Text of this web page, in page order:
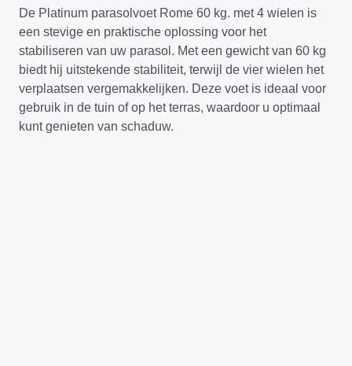
De Platinum parasolvoet Rome 60 kg. met 4 wielen is
een stevige en praktische oplossing voor het
stabiliseren van uw parasol. Met een gewicht van 60 kg
biedt hij uitstekende stabiliteit, terwijl de vier wielen het
verplaatsen vergemakkelijken. Deze voet is ideaal voor
gebruik in de tuin of op het terras, waardoor u optimaal
kunt genieten van schaduw.